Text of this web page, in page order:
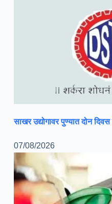
साखर उद्योगावर पुण्यात दोन
07/08/2026